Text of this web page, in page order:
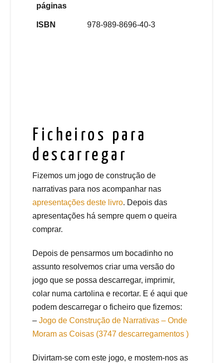
páginas
ISBN 978-989-8696-40-3
Ficheiros para
descarregar
Fizemos um jogo de construção de
narrativas para nos acompanhar nas
apresentações deste livro. Depois das
apresentações há sempre quem o queira
comprar.
Depois de pensarmos um bocadinho no
assunto resolvemos criar uma versão do
jogo que se possa descarregar, imprimir,
colar numa cartolina e recortar. E é aqui que
podem descarregar o ficheiro que fizemos:
–Jogo de Construção de Narrativas – Onde
Moram as Coisas (3747 descarregamentos )
Divirtam-se com este jogo, e mostem-nos as